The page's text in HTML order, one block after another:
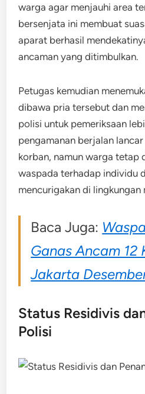
warga agar menjauhi area
bersenjata ini membuat
aparat berhasil
ancaman yang ditimbulkan.
Petugas kemudian
dibawa pria tersebut dan
polisi untuk pemeriksaan
pengamanan berjalan
korban, namun warga tetap
waspada terhadap individu
mencurigakan di lingkungan
Baca Juga:
Ganas Ancam 12
Jakarta
Status Residivis
Polisi